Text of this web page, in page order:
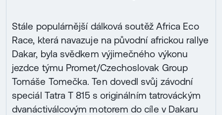
Stále populárnější dálková soutěž Africa Eco
Race, která navazuje na původní africkou rallye
Dakar, byla svědkem výjimečného výkonu
jezdce týmu Promet/Czechoslovak Group
Tomáše Tomečka. Ten dovedl svůj závodní
speciál Tatra T 815 s originálním tatrováckým
dvanáctiválcovým motorem do cíle v Dakaru